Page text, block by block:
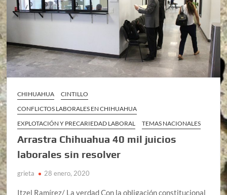
CHIHUAHUA
CINTILLO
CONFLICTOS LABORALES EN CHIHUAHUA
EXPLOTACIÓN Y PRECARIEDAD LABORAL
TEMAS NACIONALES
Arrastra Chihuahua 40 mil juicios
laborales sin resolver
grieta 28 enero, 2020
Itzel Ramírez/ La verdad Con la obligación constitucional